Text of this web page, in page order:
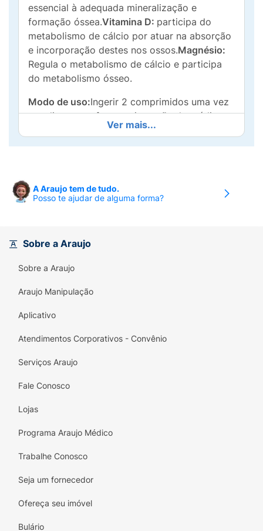
essencial à adequada mineralização e
formação óssea.Vitamina D: participa do
metabolismo de cálcio por atuar na absorção
e incorporação destes nos ossos.Magnésio:
Regula o metabolismo de cálcio e participa
do metabolismo ósseo.
Modo de uso:Ingerir 2 comprimidos uma vez
por dia, ou conforme orientação do médico
e/ou nutricionista.Ingerir preferencialmente
com água.
recomendação de ingestão diária constante
na embalagem.Gestantes, nutrizes e crianças
ou médico.
Ingredientes:
óxido de magnésio (magnésio), colecalciferol
(vitamina D), polietilenoglicol, estabilizantes:
sódica e hidroxipropilmetilcelulose,
antioxidante tocoferol; corantes: dióxido de
titânio, amarelo de quinoleína e azul
brilhante.CONTÉM GLÚTEN.ALÉRGICOS:
Ver mais...
A Araujo tem de tudo.
Posso te ajudar de alguma forma?
Sobre a Araujo
Sobre a Araujo
Araujo Manipulação
Aplicativo
Atendimentos Corporativos - Convênio
Serviços Araujo
Fale Conosco
Lojas
Programa Araujo Médico
Trabalhe Conosco
Seja um fornecedor
Ofereça seu imóvel
Bulário